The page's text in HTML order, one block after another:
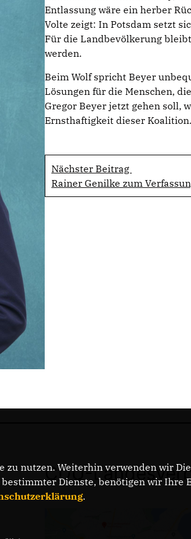
Entlassung wäre ein herber
Volte zeigt: In Potsdam setzt
Für die Landbevölkerung
werden.
Beim Wolf spricht Beyer
Lösungen für die Menschen,
Gregor Beyer jetzt gehen soll,
Ernsthaftigkeit dieser
Nächster Beitrag
Rainer Genilke zum
CDU-
zu nutzen. Weiterhin verwenden wir
Dienste, benötigen wir
.